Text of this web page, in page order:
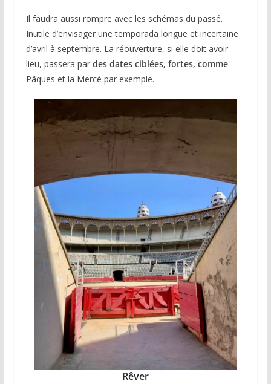
Il faudra aussi rompre avec les schémas du passé.
Inutile d’envisager une temporada longue et incertaine
d’avril à septembre. La réouverture, si elle doit avoir
lieu, passera par des dates ciblées, fortes, comme
Pâques et la Mercè par exemple.
Rêver